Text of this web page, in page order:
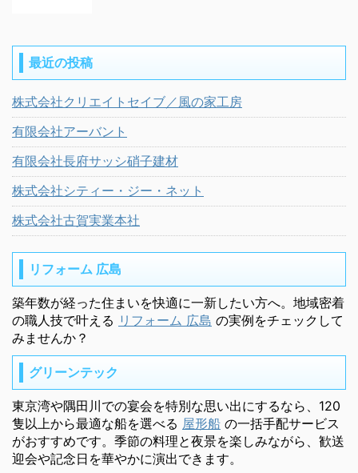
最近の投稿
株式会社クリエイトセイブ／風の家工房
有限会社アーバント
有限会社長府サッシ硝子建材
株式会社シティー・ジー・ネット
株式会社古賀実業本社
リフォーム 広島
築年数が経った住まいを快適に一新したい方へ。地域密着
の職人技で叶える リフォーム 広島 の実例をチェックして
みませんか？
グリーンテック
東京湾や隅田川での宴会を特別な思い出にするなら、120
隻以上から最適な船を選べる 屋形船 の一括手配サービス
がおすすめです。季節の料理と夜景を楽しみながら、歓送
迎会や記念日を華やかに演出できます。